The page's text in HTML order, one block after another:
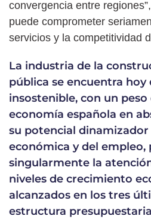
convergencia entre
puede comprometer
servicios y la competitividad
La industria de la
pública se encuentra hoy
insostenible, con un
economía española en
su potencial
económica y del empleo,
singularmente la
niveles de crecimiento
alcanzados en los tres
estructura